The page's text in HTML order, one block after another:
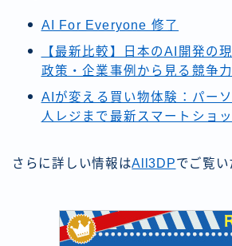
AI For Everyone 修了
【最新比較】日本のAI開発の
政策・企業事例から見る競争
AIが変える買い物体験：パー
人レジまで最新スマートショ
さらに詳しい情報はAll3DPでご覧い